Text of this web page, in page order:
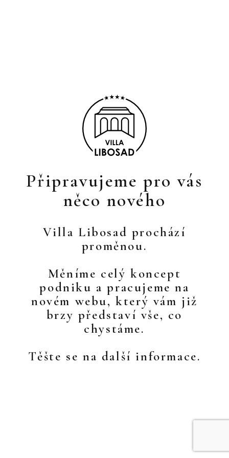
Připravujeme pro vás
něco nového
Villa Libosad prochází
proměnou.
Měníme celý koncept
podniku a pracujeme na
novém webu, který vám již
brzy představí vše, co
chystáme.
Těšte se na další informace.